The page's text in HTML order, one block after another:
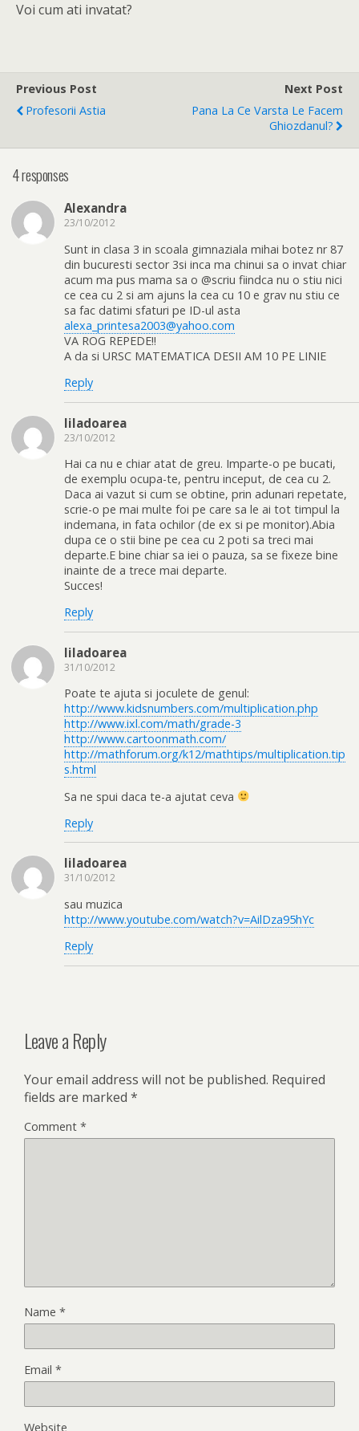
Voi cum ati invatat?
Previous Post
Profesorii Astia
Next Post
Pana La Ce Varsta Le Facem
Ghiozdanul?
4 responses
Alexandra
23/10/2012
Sunt in clasa 3 in scoala gimnaziala mihai botez nr 87
din bucuresti sector 3si inca ma chinui sa o invat chiar
acum ma pus mama sa o @scriu fiindca nu o stiu nici
ce cea cu 2 si am ajuns la cea cu 10 e grav nu stiu ce
sa fac datimi sfaturi pe ID-ul asta
alexa_printesa2003@yahoo.com
VA ROG REPEDE!!
A da si URSC MATEMATICA DESII AM 10 PE LINIE
Reply
liladoarea
23/10/2012
Hai ca nu e chiar atat de greu. Imparte-o pe bucati,
de exemplu ocupa-te, pentru inceput, de cea cu 2.
Daca ai vazut si cum se obtine, prin adunari repetate,
scrie-o pe mai multe foi pe care sa le ai tot timpul la
indemana, in fata ochilor (de ex si pe monitor).Abia
dupa ce o stii bine pe cea cu 2 poti sa treci mai
departe.E bine chiar sa iei o pauza, sa se fixeze bine
inainte de a trece mai departe.
Succes!
Reply
liladoarea
31/10/2012
Poate te ajuta si joculete de genul:
http://www.kidsnumbers.com/multiplication.php
http://www.ixl.com/math/grade-3
http://www.cartoonmath.com/
http://mathforum.org/k12/mathtips/multiplication.tip
s.html
Sa ne spui daca te-a ajutat ceva
Reply
liladoarea
31/10/2012
sau muzica
http://www.youtube.com/watch?v=AilDza95hYc
Reply
Leave a Reply
Your email address will not be published. Required
fields are marked *
Comment *
Name *
Email *
Website